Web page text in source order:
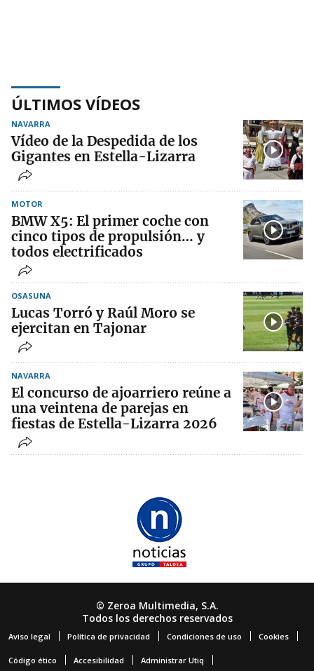
ÚLTIMOS VÍDEOS
NAVARRA
Vídeo de la Despedida de los
Gigantes en Estella-Lizarra
MOTOR
BMW X5: El primer coche con
cinco tipos de propulsión… y
todos electrificados
OSASUNA
Lucas Torró y Raúl Moro se
ejercitan en Tajonar
NAVARRA
El concurso de ajoarriero reúne a
una veintena de parejas en
fiestas de Estella-Lizarra 2026
© Zeroa Multimedia, S.A.
Todos los derechos reservados
Aviso legal Política de privacidad Condiciones de uso Cookies
Código ético Accesibilidad Administrar Utiq